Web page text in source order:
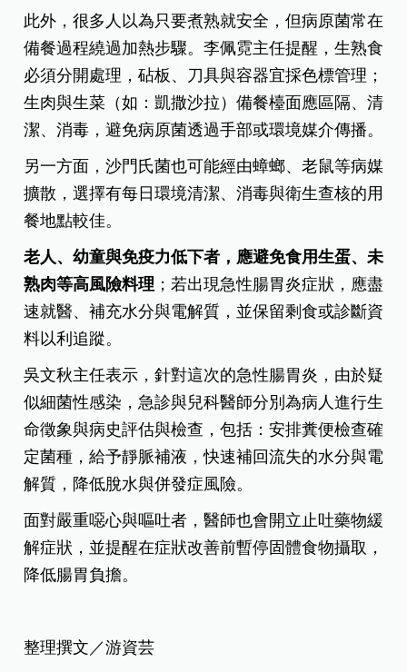
此外，很多人以為只要煮熟就安全，但病原菌常在
備餐過程繞過加熱步驟。李佩霓主任提醒，生熟食
必須分開處理，砧板、刀具與容器宜採色標管理；
生肉與生菜（如：凱撒沙拉）備餐檯面應區隔、清
潔、消毒，避免病原菌透過手部或環境媒介傳播。
另一方面，沙門氏菌也可能經由蟑螂、老鼠等病媒
擴散，選擇有每日環境清潔、消毒與衛生查核的用
餐地點較佳。
老人、幼童與免疫力低下者，應避免食用生蛋、未
熟肉等高風險料理 ；若出現急性腸胃炎症狀，應盡
速就醫、補充水分與電解質，並保留剩食或診斷資
料以利追蹤。
吳文秋主任表示，針對這次的急性腸胃炎，由於疑
似細菌性感染，急診與兒科醫師分別為病人進行生
命徵象與病史評估與檢查，包括：安排糞便檢查確
定菌種，給予靜脈補液，快速補回流失的水分與電
解質，降低脫水與併發症風險。
面對嚴重噁心與嘔吐者，醫師也會開立止吐藥物緩
解症狀，並提醒在症狀改善前暫停固體食物攝取，
降低腸胃負擔。
整理撰文／游資芸